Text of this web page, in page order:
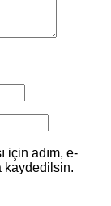
için adım, e-
kaydedilsin.